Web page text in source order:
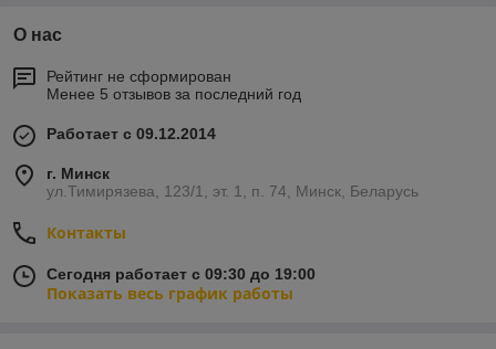
О нас
Рейтинг не сформирован
Менее 5 отзывов за последний год
Работает с 09.12.2014
г. Минск
ул.Тимирязева, 123/1, эт. 1, п. 74, Минск, Беларусь
Контакты
Сегодня работает с 09:30 до 19:00
Показать весь график работы